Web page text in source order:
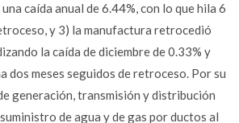
caída anual de 6.44%, con lo que hila 6
y 3) la manufactura retrocedió
la caída de diciembre de 0.33% y
dos meses seguidos de retroceso. Por su
generación, transmisión y distribución
de agua y de gas por ductos al